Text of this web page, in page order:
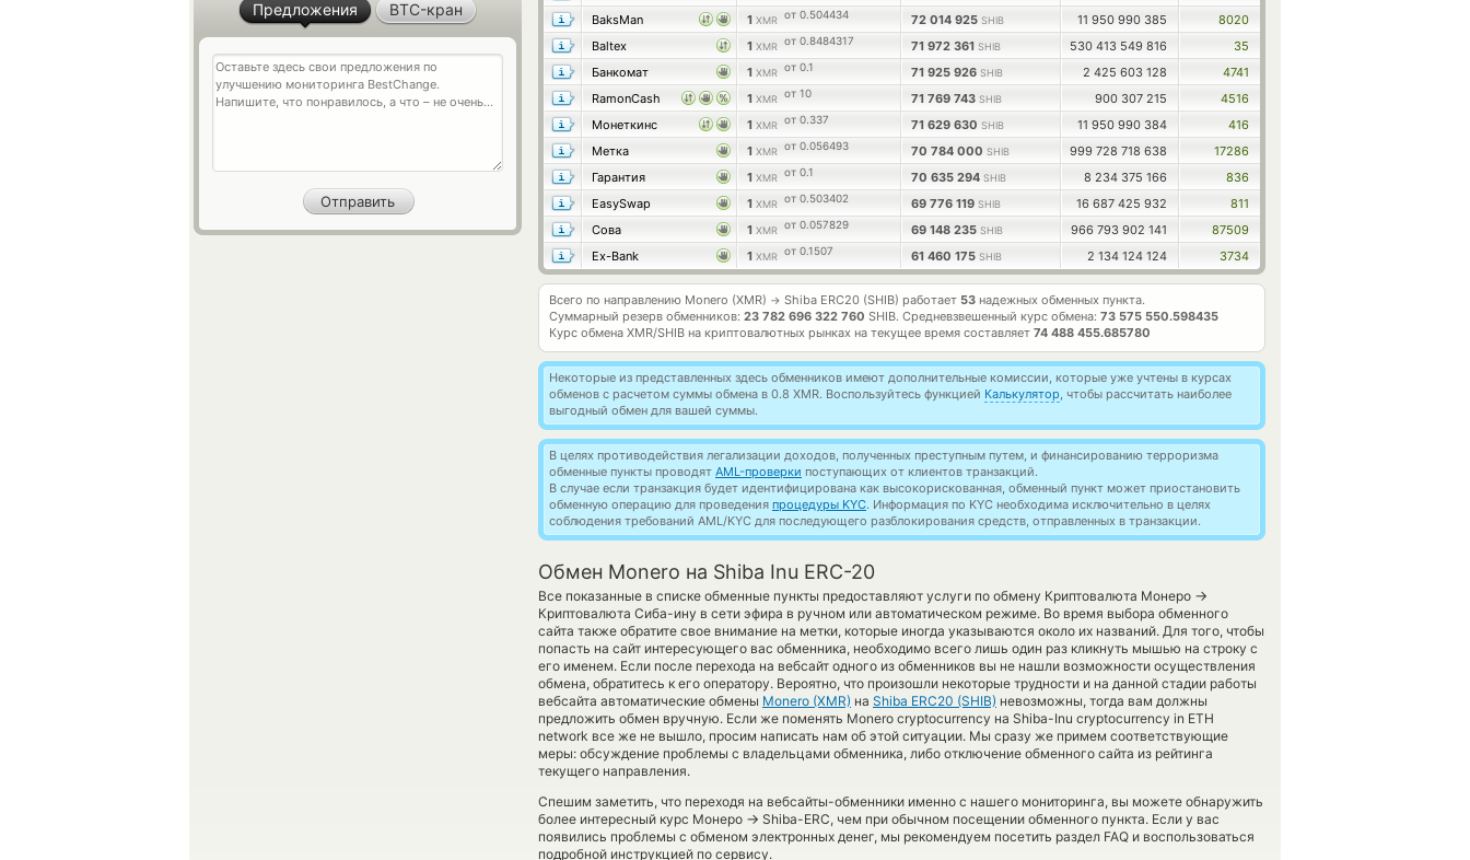
BaksMan
1 XMR от 0.504434 72 014 925 SHIB 11 950 990 385
8020
Baltex
1 XMR от 0.8484317 71 972 361 SHIB 530 413 549 816
35
Банкомат
1 XMR от 0.1 71 925 926 SHIB 2 425 603 128
4741
RamonCash
1 XMR от 10 71 769 743 SHIB 900 307 215
4516
Монеткинс
1 XMR от 0.337 71 629 630 SHIB 11 950 990 384
416
Метка
1 XMR от 0.056493 70 784 000 SHIB 999 728 718 638
17286
Гарантия
1 XMR от 0.1 70 635 294 SHIB 8 234 375 166
836
EasySwap
1 XMR от 0.503402 69 776 119 SHIB 16 687 425 932
811
Сова
1 XMR от 0.057829 69 148 235 SHIB 966 793 902 141
87509
Ex-Bank
1 XMR от 0.1507 61 460 175 SHIB 2 134 124 124 3734
Всего по направлению Monero (XMR) → Shiba ERC20 (SHIB) работает 53 надежных обменных пункта.
Суммарный резерв обменников: 23 782 696 322 760 SHIB. Средневзвешенный курс обмена: 73 575 550.598435
Курс обмена XMR/SHIB на криптовалютных рынках на текущее время составляет 74 488 455.685780
Некоторые из представленных здесь обменников имеют дополнительные комиссии, которые уже учтены в курсах
обменов с расчетом суммы обмена в 0.8 XMR. Воспользуйтесь функцией Калькулятор, чтобы рассчитать наиболее
выгодный обмен для вашей суммы.
В целях противодействия легализации доходов, полученных преступным путем, и финансированию терроризма
обменные пункты проводят AML-проверки поступающих от клиентов транзакций.
В случае если транзакция будет идентифицирована как высокорискованная, обменный пункт может приостановить
обменную операцию для проведения процедуры KYC. Информация по KYC необходима исключительно в целях
соблюдения требований AML/KYC для последующего разблокирования средств, отправленных в транзакции.
Обмен Monero на Shiba Inu ERC-20
Все показанные в списке обменные пункты предоставляют услуги по обмену Криптовалюта Монеро →
Криптовалюта Сиба-ину в сети эфира в ручном или автоматическом режиме. Во время выбора обменного
сайта также обратите свое внимание на метки, которые иногда указываются около их названий. Для того, чтобы
попасть на сайт интересующего вас обменника, необходимо всего лишь один раз кликнуть мышью на строку с
его именем. Если после перехода на вебсайт одного из обменников вы не нашли возможности осуществления
обмена, обратитесь к его оператору. Вероятно, что произошли некоторые трудности и на данной стадии работы
вебсайта автоматические обмены Monero (XMR) на Shiba ERC20 (SHIB) невозможны, тогда вам должны
предложить обмен вручную. Если же поменять Monero cryptocurrency на Shiba-Inu cryptocurrency in ETH
network все же не вышло, просим написать нам об этой ситуации. Мы сразу же примем соответствующие
меры: обсуждение проблемы с владельцами обменника, либо отключение обменного сайта из рейтинга
текущего направления.
Спешим заметить, что переходя на вебсайты-обменники именно с нашего мониторинга, вы можете обнаружить
более интересный курс Монеро → Shiba-ERC, чем при обычном посещении обменного пункта. Если у вас
появились проблемы с обменом электронных денег, мы рекомендуем посетить раздел FAQ и воспользоваться
подробной инструкцией по сервису.
Предложения BTC-кран